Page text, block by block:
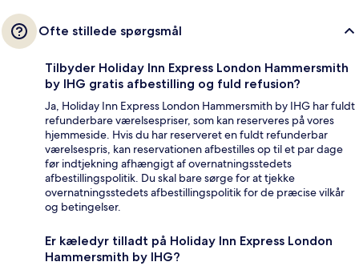
Ofte stillede spørgsmål
Tilbyder Holiday Inn Express London Hammersmith
by IHG gratis afbestilling og fuld refusion?
Ja, Holiday Inn Express London Hammersmith by IHG har fuldt
refunderbare værelsespriser, som kan reserveres på vores
hjemmeside. Hvis du har reserveret en fuldt refunderbar
værelsespris, kan reservationen afbestilles op til et par dage
før indtjekning afhængigt af overnatningsstedets
afbestillingspolitik. Du skal bare sørge for at tjekke
overnatningsstedets afbestillingspolitik for de præcise vilkår
og betingelser.
Er kæledyr tilladt på Holiday Inn Express London
Hammersmith by IHG?